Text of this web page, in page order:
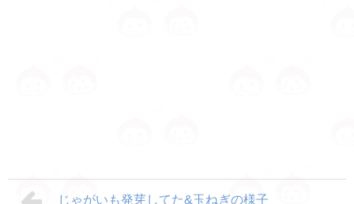
じゃがいも発芽してた&玉ねぎの様子